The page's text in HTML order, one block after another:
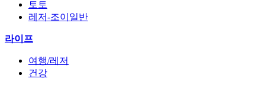
토토
레저-조이일반
라이프
여행/레저
건강